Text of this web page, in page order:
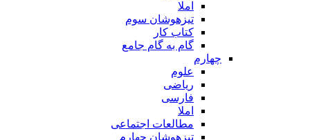
املا
تیزهوشان سوم
کتاب کار
گام به گام جامع
چهارم
علوم
ریاضی
فارسی
املا
مطالعات اجتماعی
تیزهوشان چهارم